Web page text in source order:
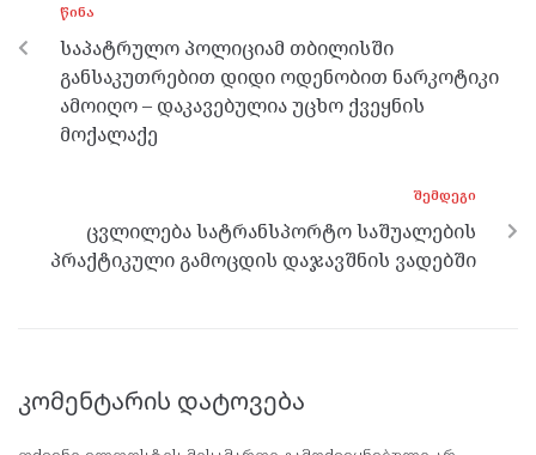
o
k
er m p
p
ᲬᲘᲜᲐ
საპატრულო პოლიციამ თბილისში
განსაკუთრებით დიდი ოდენობით ნარკოტიკი
ამოიღო – დაკავებულია უცხო ქვეყნის
მოქალაქე
ᲨᲔᲛᲓᲔᲒᲘ
ცვლილება სატრანსპორტო საშუალების
პრაქტიკული გამოცდის დაჯავშნის ვადებში
კომენტარის დატოვება